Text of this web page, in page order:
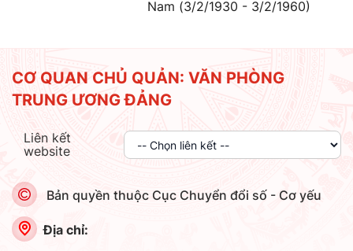
Nam (3/2/1930 - 3/2/1960)
CƠ QUAN CHỦ QUẢN: VĂN PHÒNG
TRUNG ƯƠNG ĐẢNG
Liên kết
website
Bản quyền thuộc Cục Chuyển đổi số - Cơ yếu
Địa chỉ: